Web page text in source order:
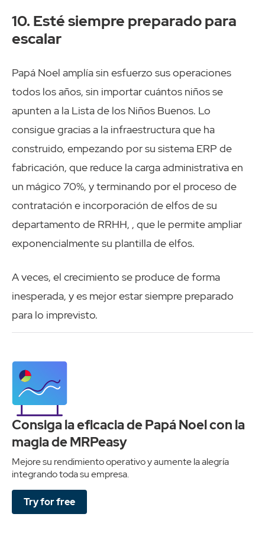
10. Esté siempre preparado para
escalar
Papá Noel amplía sin esfuerzo sus operaciones
todos los años, sin importar cuántos niños se
apunten a la Lista de los Niños Buenos. Lo
consigue gracias a la infraestructura que ha
construido, empezando por su sistema ERP de
fabricación, que reduce la carga administrativa en
un mágico 70%, y terminando por el proceso de
contratación e incorporación de elfos de su
departamento de RRHH, , que le permite ampliar
exponencialmente su plantilla de elfos.
A veces, el crecimiento se produce de forma
inesperada, y es mejor estar siempre preparado
para lo imprevisto.
Consiga la eficacia de Papá Noel con la
magia de MRPeasy
Mejore su rendimiento operativo y aumente la alegría
integrando toda su empresa.
Try for free